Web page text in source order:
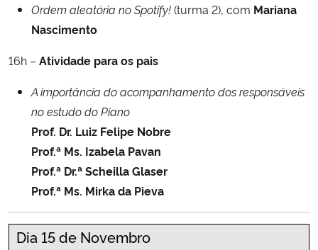
Ordem aleatória no Spotify!(turma 2), com Mariana
Nascimento
16h – Atividade para os pais
A importância do acompanhamento dos responsáveis
no estudo do Piano
Prof. Dr. Luiz Felipe Nobre
Prof.ª Ms. Izabela Pavan
Prof.ª Dr.ª Scheilla Glaser
Prof.ª Ms. Mirka da Pieva
Dia 15 de Novembro